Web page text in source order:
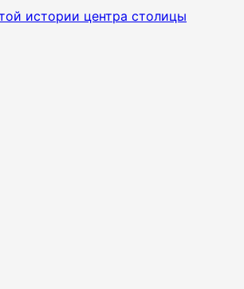
истории центра столицы